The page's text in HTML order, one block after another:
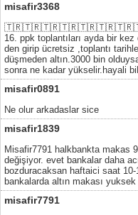
misafir3368
16. ppk toplantıları ayda bir
den girip ücretsiz ,toplantı
düşmeden altın.3000 bin
sonra ne kadar yükselir.hayali
misafir0891
Ne olur arkadaslar sice
misafir1839
Misafir7791 halkbankta makas
değişiyor. evet bankalar daha
bozduracaksan haftaici saat
bankalarda altın makası
misafir7791